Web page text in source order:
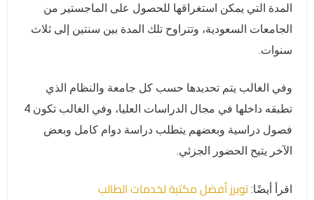
المدة التي يمكن استغراقها للحصول على الماجستير من
الجامعات السعودية، وتتراوح تلك المدة بين سنتين إلى ثلاث
سنوات.
وفي الغالب يتم تحديدها حسب كل جامعة والنظام الذي
تطبقه داخلها في مجال الدراسات العليا، وفي الغالب تكون 4
فصول دراسية وبعضهم يتطلب دراسة دوام كامل وبعض
الآخر يتيح الحضور الجزئي.
اقرأ أيضًا: توبرز أفضل مكتبة لخدمات الطالب